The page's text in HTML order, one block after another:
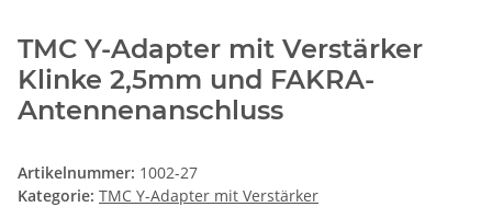
TMC Y-Adapter mit Verstärker
Klinke 2,5mm und FAKRA-
Antennenanschluss
Artikelnummer: 1002-27
Kategorie: TMC Y-Adapter mit Verstärker